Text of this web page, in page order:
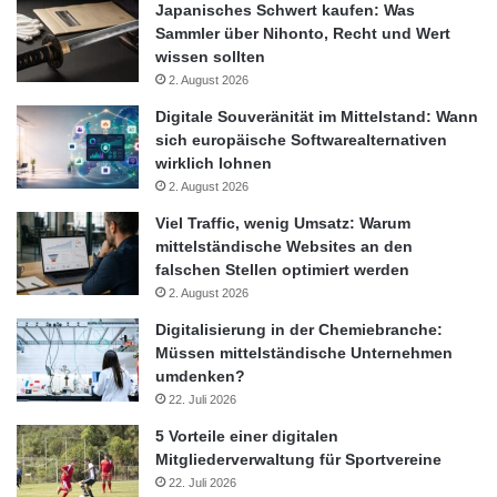
Geldanlage Gratis Spartipps
Verbrauchertipps
Japanisches Schwert kaufen: Was
Sammler über Nihonto, Recht und Wert
wissen sollten
2. August 2026
Digitale Souveränität im Mittelstand: Wann
sich europäische Softwarealternativen
wirklich lohnen
2. August 2026
Viel Traffic, wenig Umsatz: Warum
mittelständische Websites an den
falschen Stellen optimiert werden
2. August 2026
Digitalisierung in der Chemiebranche:
Müssen mittelständische Unternehmen
umdenken?
22. Juli 2026
5 Vorteile einer digitalen
Mitgliederverwaltung für Sportvereine
22. Juli 2026